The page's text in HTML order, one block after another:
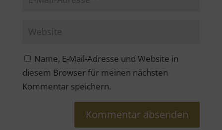
Name, E-Mail-Adresse und Website in
diesem Browser für meinen nächsten
Kommentar speichern.